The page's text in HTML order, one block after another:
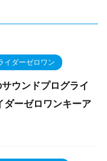
イダーゼロワン
ウンドプログライ
ダーゼロワンキーア